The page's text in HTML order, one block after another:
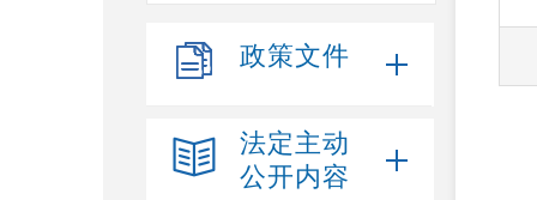
政策文件
法定主动
公开内容